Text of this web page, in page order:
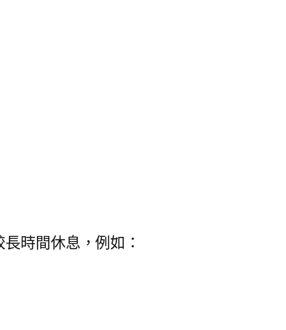
時間休息，例如：